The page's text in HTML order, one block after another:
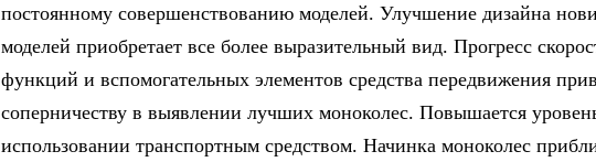
постоянному совершенствованию моделей. Улучшение дизайна
моделей приобретает все более выразительный вид. Прогресс
функций и вспомогательных элементов средства передвижения
соперничеству в выявлении лучших моноколес. Повышается
использовании транспортным средством. Начинка моноколес